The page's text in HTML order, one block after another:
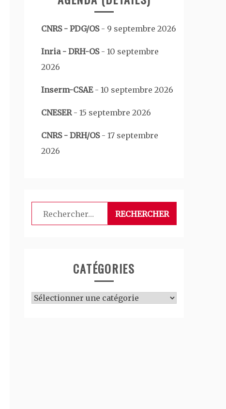
CNRS - PDG/OS- 9 septembre 2026
Inria - DRH-OS- 10 septembre
2026
Inserm-CSAE- 10 septembre 2026
CNESER- 15 septembre 2026
CNRS - DRH/OS- 17 septembre
2026
Rechercher :
CATÉGORIES
Catégories